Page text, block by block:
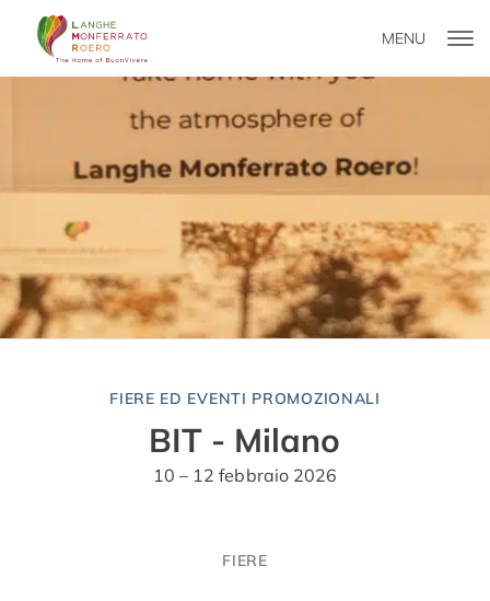
MENU
FIERE ED EVENTI PROMOZIONALI
BIT - Milano
10 – 12 febbraio 2026
FIERE